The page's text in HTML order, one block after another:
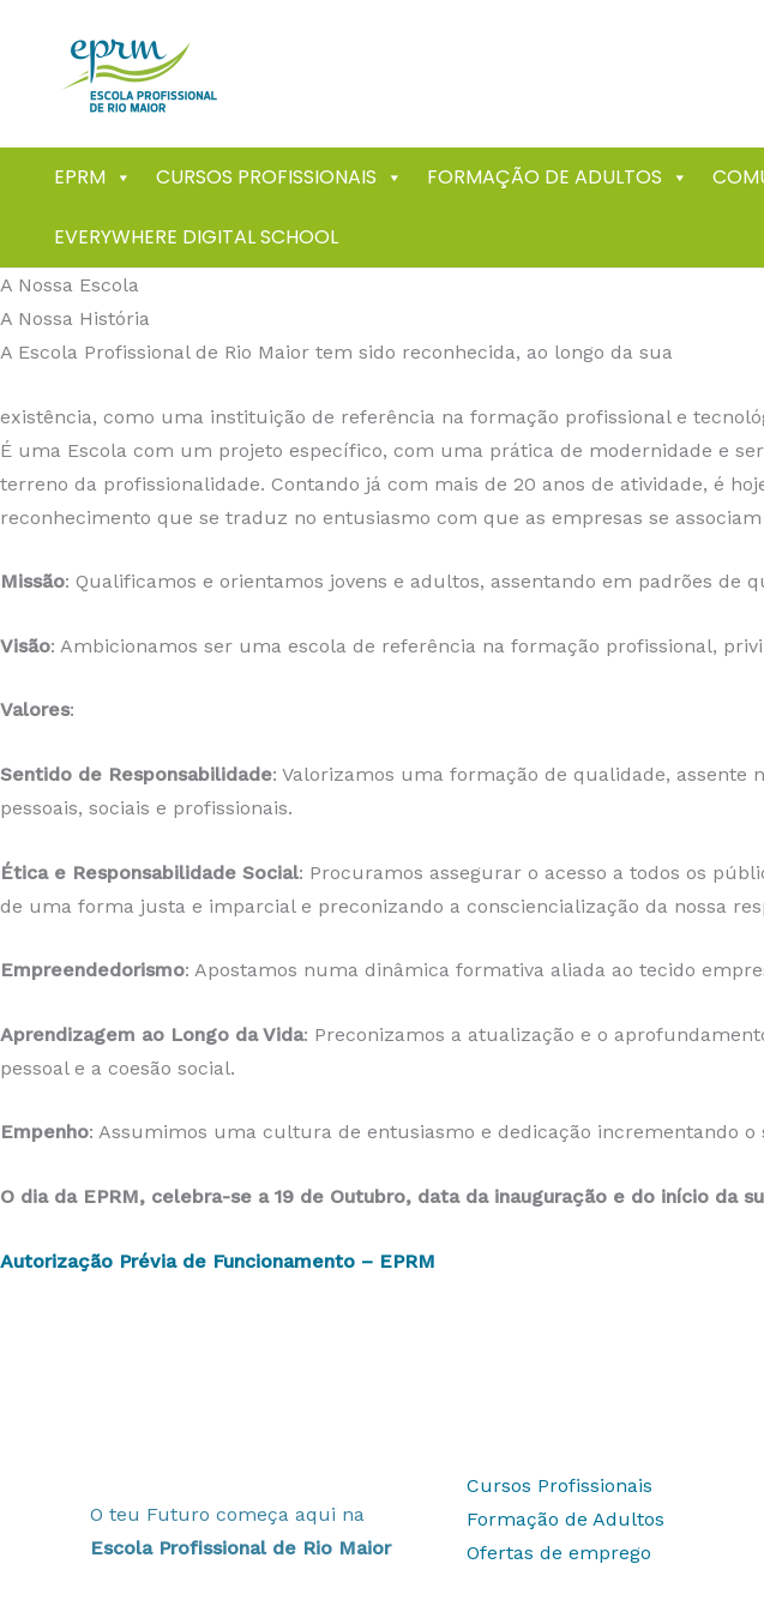
content
EPRM CURSOS PROFISSIONAIS FORMAÇÃO DE ADULTOS
EVERYWHERE DIGITAL SCHOOL
A Nossa Escola
A Nossa História
A Escola Profissional de Rio Maior tem sido reconhecida, ao longo da sua
existência, como uma instituição de referência na formação profissional e
É uma Escola com um projeto específico, com uma prática de modernidade e
terreno da profissionalidade. Contando já com mais de 20 anos de atividade, é
reconhecimento que se traduz no entusiasmo com que as empresas se
Missão: Qualificamos e orientamos jovens e adultos, assentando em padrões de
Visão: Ambicionamos ser uma escola de referência na formação profissional,
Valores:
Sentido de Responsabilidade: Valorizamos uma formação de qualidade,
pessoais, sociais e profissionais.
Ética e Responsabilidade Social: Procuramos assegurar o acesso a todos os
de uma forma justa e imparcial e preconizando a consciencialização da nossa
Empreendedorismo: Apostamos numa dinâmica formativa aliada ao tecido
Aprendizagem ao Longo da Vida: Preconizamos a atualização e o
pessoal e a coesão social.
Empenho: Assumimos uma cultura de entusiasmo e dedicação incrementando o
O dia da EPRM, celebra-se a 19 de Outubro, data da inauguração e do início da
Autorização Prévia de Funcionamento – EPRM
O teu Futuro começa aqui na
Escola Profissional de Rio Maior
Cursos Profissionais
Formação de Adultos
Ofertas de emprego